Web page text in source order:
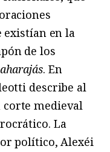
existían en la
de los
. En
describe al
medieval
La
político, Alexéi